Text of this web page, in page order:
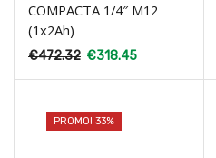
COMPACTA 1/4″ M12
(1x2Ah)
€472.32 €318.45
PROMO! 33%